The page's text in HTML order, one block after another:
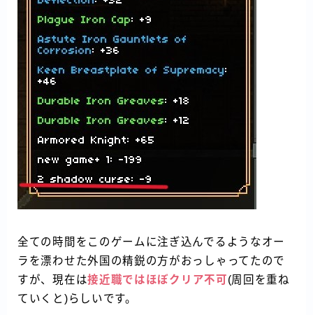
全ての時間をこのゲームに注ぎ込んでるようなオー
ラを漂わせた外国の精鋭の方がおっしゃってたので
すが、現在は接近職ではほぼクリア不可 (周回を重ね
ていくと)らしいです。